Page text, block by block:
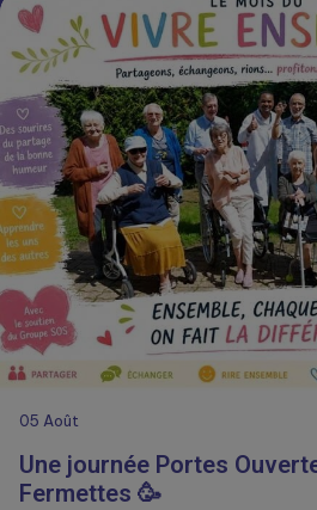
05 Août
Une journée Portes
Fermettes 🥳